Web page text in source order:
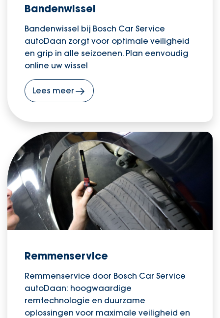
Bandenwissel
Bandenwissel bij Bosch Car Service
autoDaan zorgt voor optimale veiligheid
en grip in alle seizoenen. Plan eenvoudig
online uw wissel
Lees meer
Remmenservice
Remmenservice door Bosch Car Service
autoDaan: hoogwaardige
remtechnologie en duurzame
oplossingen voor maximale veiligheid en